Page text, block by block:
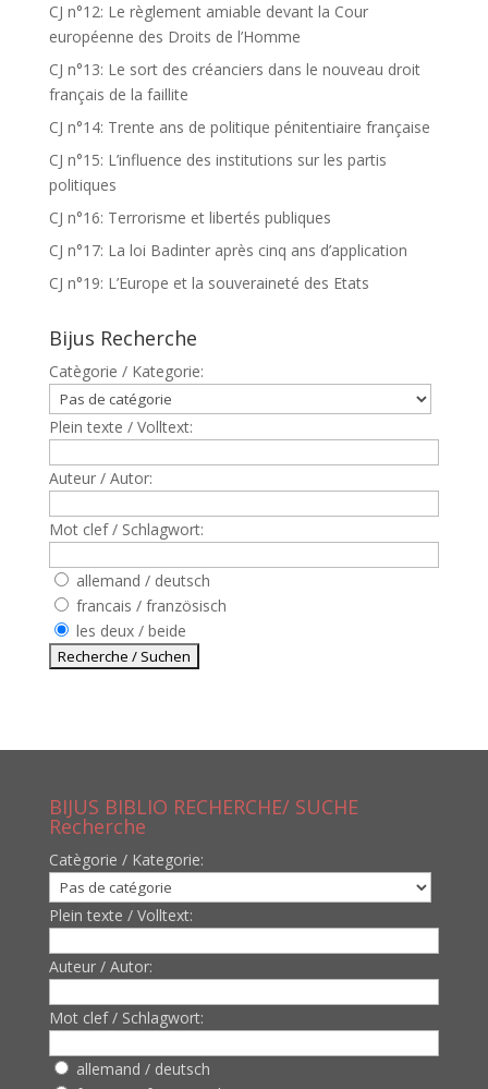
CJ n°12: Le règlement amiable devant la Cour
européenne des Droits de l’Homme
CJ n°13: Le sort des créanciers dans le nouveau droit
français de la faillite
CJ n°14: Trente ans de politique pénitentiaire française
CJ n°15: L’influence des institutions sur les partis
politiques
CJ n°16: Terrorisme et libertés publiques
CJ n°17: La loi Badinter après cinq ans d’application
CJ n°19: L’Europe et la souveraineté des Etats
Bijus Recherche
Catègorie / Kategorie:
Plein texte / Volltext:
Auteur / Autor:
Mot clef / Schlagwort:
allemand / deutsch
francais / französisch
les deux / beide
BIJUS BIBLIO RECHERCHE/ SUCHE
Recherche
Catègorie / Kategorie:
Plein texte / Volltext:
Auteur / Autor:
Mot clef / Schlagwort:
allemand / deutsch